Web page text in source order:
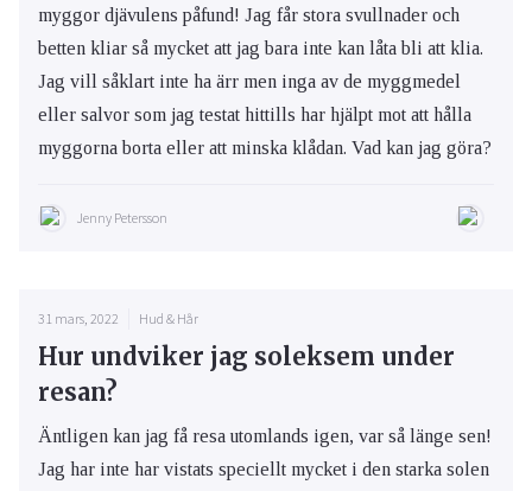
myggor djävulens påfund! Jag får stora svullnader och
betten kliar så mycket att jag bara inte kan låta bli att klia.
Jag vill såklart inte ha ärr men inga av de myggmedel
eller salvor som jag testat hittills har hjälpt mot att hålla
myggorna borta eller att minska klådan. Vad kan jag göra?
Jenny Petersson
31 mars, 2022 Hud & Hår
Hur undviker jag soleksem under
resan?
Äntligen kan jag få resa utomlands igen, var så länge sen!
Jag har inte har vistats speciellt mycket i den starka solen